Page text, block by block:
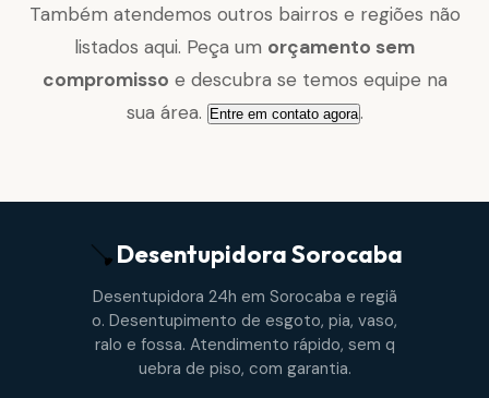
Também atendemos outros bairros e regiões não
listados aqui. Peça um orçamento sem
compromisso e descubra se temos equipe na
sua área. Entre em contato agora.
DesentupidoraSorocaba
Desentupidora 24h em Sorocaba e regiã
o. Desentupimento de esgoto, pia, vaso,
ralo e fossa. Atendimento rápido, sem q
uebra de piso, com garantia.